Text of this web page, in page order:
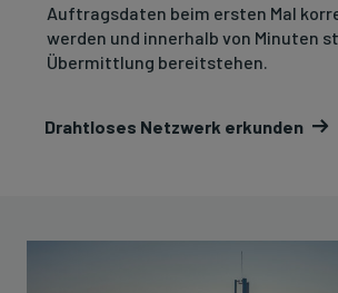
Auftragsdaten beim ersten Mal
werden und innerhalb von Minuten
Übermittlung bereitstehen.
Drahtloses Netzwerk erkunden